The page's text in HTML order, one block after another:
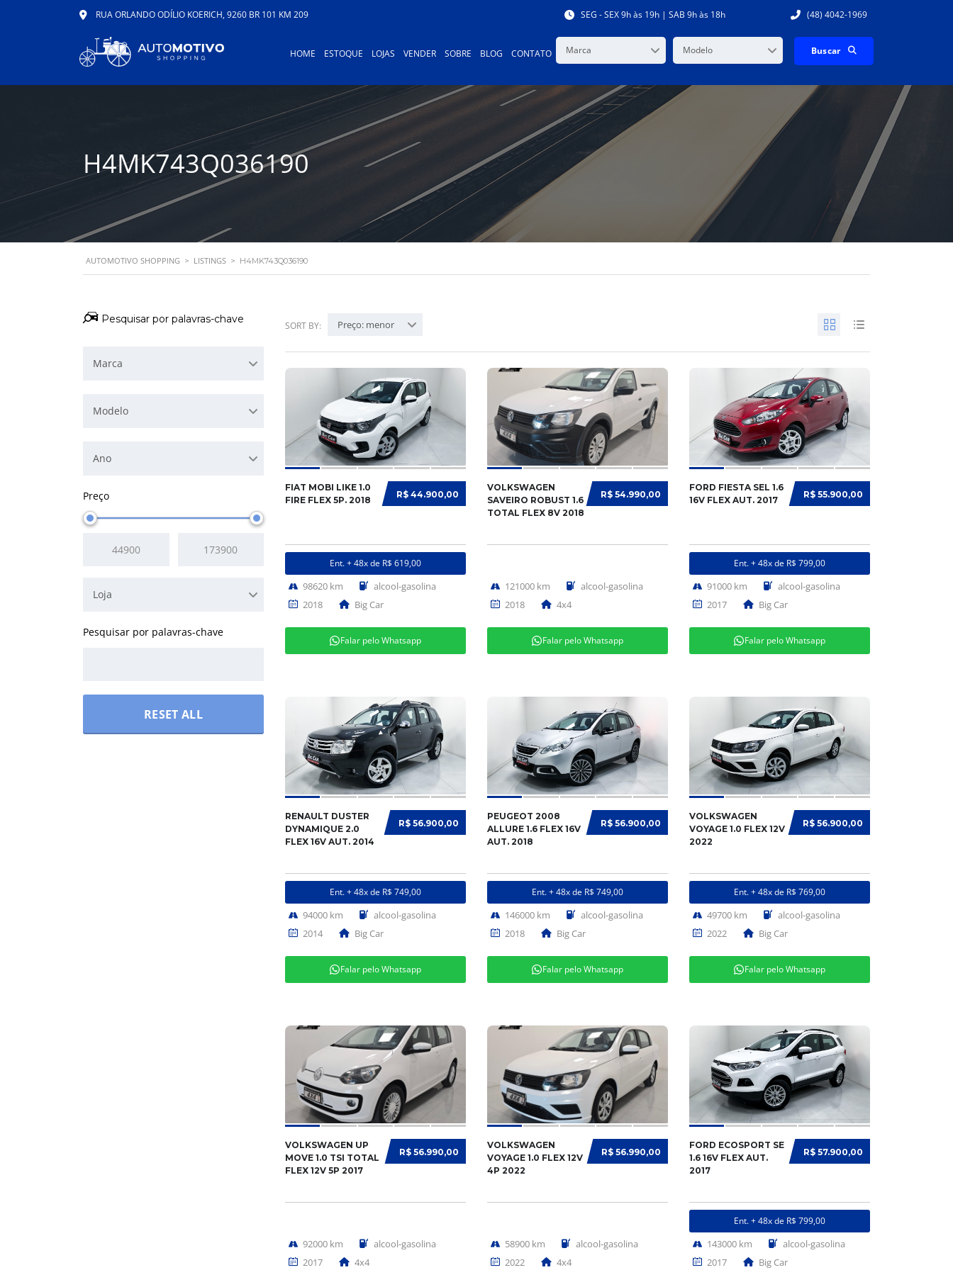
RUA ORLANDO ODÍLIO KOERICH, 9260 BR 101 KM 209 SEG - SEX 9h às 19h | SAB 9h às 18h (48) 4042-1969
HOME ESTOQUE LOJAS VENDER SOBRE BLOG CONTATO Marca Modelo Buscar
H4MK743Q036190
AUTOMOTIVO SHOPPING > LISTINGS > H4MK743Q036190
Marca
Modelo
Ano
Preço
Loja
RESET ALL
SORT BY: Preço: menor
R$ 44.900,00
FIAT MOBI LIKE 1.0
FIRE FLEX 5P. 2018
Ent. + 48x de R$ 619,00
98620 km
alcool-gasolina
2018
Big Car
Falar pelo Whatsapp
R$ 54.990,00
VOLKSWAGEN
SAVEIRO ROBUST 1.6
TOTAL FLEX 8V 2018
121000 km
alcool-gasolina
2018
4x4
Falar pelo Whatsapp
R$ 55.900,00
FORD FIESTA SEL 1.6
16V FLEX AUT. 2017
Ent. + 48x de R$ 799,00
91000 km
alcool-gasolina
2017
Big Car
Falar pelo Whatsapp
R$ 56.900,00
RENAULT DUSTER
DYNAMIQUE 2.0
FLEX 16V AUT. 2014
Ent. + 48x de R$ 749,00
94000 km
alcool-gasolina
2014
Big Car
Falar pelo Whatsapp
R$ 56.900,00
PEUGEOT 2008
ALLURE 1.6 FLEX 16V
AUT. 2018
Ent. + 48x de R$ 749,00
146000 km
alcool-gasolina
2018
Big Car
Falar pelo Whatsapp
R$ 56.900,00
VOLKSWAGEN
VOYAGE 1.0 FLEX 12V
2022
Ent. + 48x de R$ 769,00
49700 km
alcool-gasolina
2022
Big Car
Falar pelo Whatsapp
R$ 56.990,00
VOLKSWAGEN UP
MOVE 1.0 TSI TOTAL
FLEX 12V 5P 2017
92000 km
alcool-gasolina
2017
4x4
R$ 56.990,00
VOLKSWAGEN
VOYAGE 1.0 FLEX 12V
4P 2022
58900 km
alcool-gasolina
2022
4x4
R$ 57.900,00
FORD ECOSPORT SE
1.6 16V FLEX AUT.
2017
Ent. + 48x de R$ 799,00
143000 km
alcool-gasolina
2017
Big Car